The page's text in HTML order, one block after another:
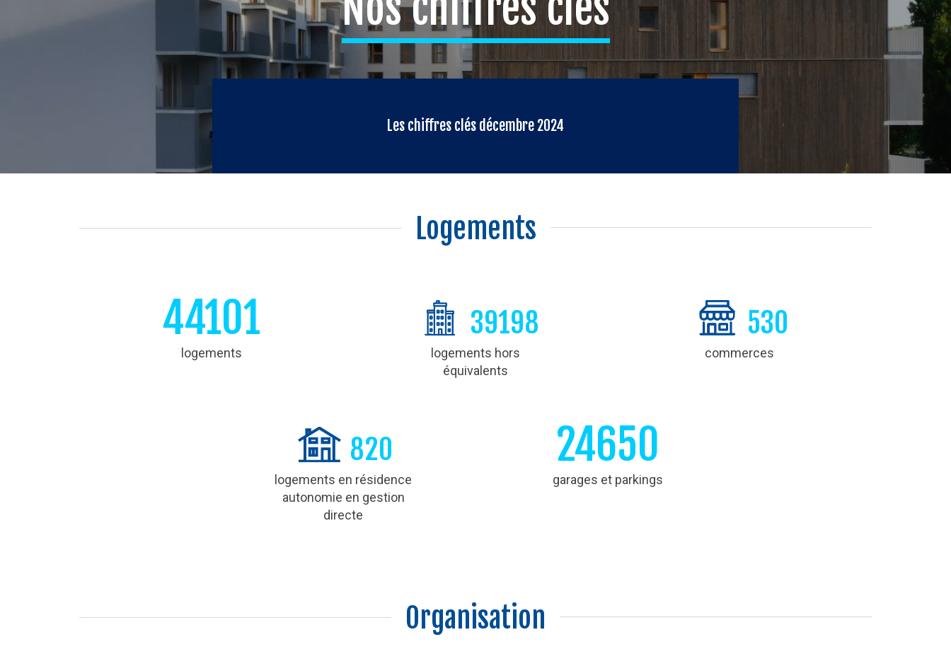
Les chiffres clés décembre 2024
Logements
44101
logements
39198
logements hors
équivalents
530
commerces
820
logements en résidence
autonomie en gestion
directe
24650
garages et parkings
Organisation